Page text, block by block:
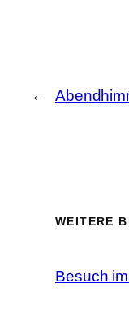
←
WEITERE
Besuch